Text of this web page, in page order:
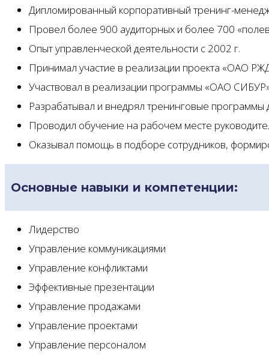
Дипломированный корпоративный тренинг-
Провел более 900 аудиторных и более 700
Опыт управленческой деятельности с 2002 г.
Принимал участие в реализации проекта «ОАО
Участвовал в реализации программы «ОАО
Разрабатывал и внедрял тренинговые
Проводил обучение на рабочем месте
Оказывал помощь в подборе сотрудников,
Основные навыки и компетенции:
Лидерство
Управление коммуникациями
Управление конфликтами
Эффективные презентации
Управление продажами
Управление проектами
Управление персоналом